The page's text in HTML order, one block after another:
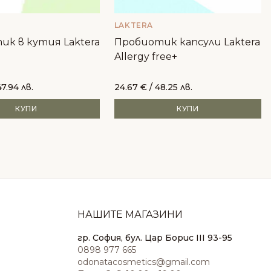
в кутия Laktera
лв.
КУПИ
LAKTERA
Пробиотик капсули Laktera
Allergy free+
24.67 €/ 48.25 лв.
КУПИ
НАШИТЕ МАГАЗИНИ
гр. София, бул. Цар Борис III 93-95
0898 977 665
odonatacosmetics@gmail.com